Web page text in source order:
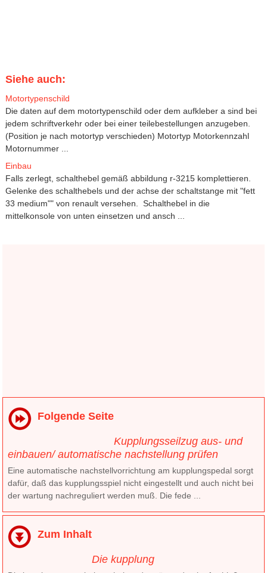
Siehe auch:
Motortypenschild
Die daten auf dem motortypenschild oder dem aufkleber a sind bei
jedem schriftverkehr oder bei einer teilebestellungen anzugeben.
(Position je nach motortyp verschieden) Motortyp Motorkennzahl
Motornummer ...
Einbau
Falls zerlegt, schalthebel gemäß abbildung r-3215 komplettieren.
Gelenke des schalthebels und der achse der schaltstange mit "fett
33 medium"" von renault versehen. Schalthebel in die
mittelkonsole von unten einsetzen und ansch ...
Folgende Seite
Kupplungsseilzug aus- und
einbauen/ automatische nachstellung prüfen
Eine automatische nachstellvorrichtung am kupplungspedal sorgt
dafür, daß das kupplungsspiel nicht eingestellt und auch nicht bei
der wartung nachreguliert werden muß. Die fede ...
Zum Inhalt
Die kupplung